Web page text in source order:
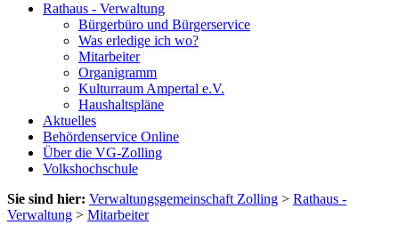
Rathaus - Verwaltung
Bürgerbüro und Bürgerservice
Was erledige ich wo?
Mitarbeiter
Organigramm
Kulturraum Ampertal e.V.
Haushaltspläne
Aktuelles
Behördenservice Online
Über die VG-Zolling
Volkshochschule
Sie sind hier: Verwaltungsgemeinschaft Zolling > Rathaus -
Verwaltung > Mitarbeiter